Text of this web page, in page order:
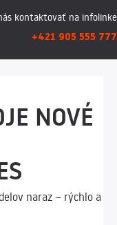
kontaktovať na infolinke
+421 905 555 777
NOVÉ
naraz – rýchlo a